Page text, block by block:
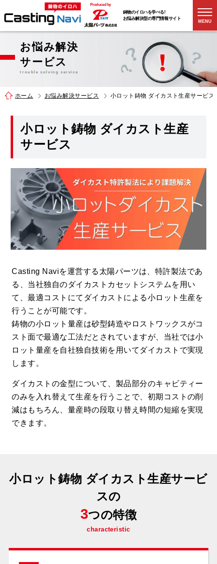
Produced by
鋳物のイロハを学べる!
お悩み解決型の専門情報サイト
MENU
お悩み解決
サービス
trouble solving service
ホーム お悩み解決サービス 小ロット鋳物 ダイカスト生産サービス
小ロット鋳物 ダイカスト生産
サービス
Casting Naviを運営する太陽パーツは、特許製法であ
る、当社独自のダイカストカセットシステムを用い
て、最適コストにてダイカストによる小ロット生産を
行うことが可能です。
鋳物の小ロット量産は砂型鋳造やロストワックスがコ
スト面で最適な工法だとされていますが、当社では小
ロット量産を自社独自技術を用いてダイカストで実現
します。
ダイカストの金型について、製品部分のキャビティー
のみを入れ替えて生産を行うことで、初期コストの削
減はもちろん、量産時の段取り替え時間の短縮を実現
できます。
小ロット鋳物 ダイカスト生産サービ
スの
3つの特徴
characteristic